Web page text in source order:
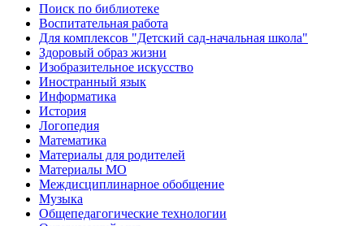
Поиск по библиотеке
Воспитательная работа
Для комплексов "Детский сад-начальная школа"
Здоровый образ жизни
Изобразительное искусство
Иностранный язык
Информатика
История
Логопедия
Математика
Материалы для родителей
Материалы МО
Междисциплинарное обобщение
Музыка
Общепедагогические технологии